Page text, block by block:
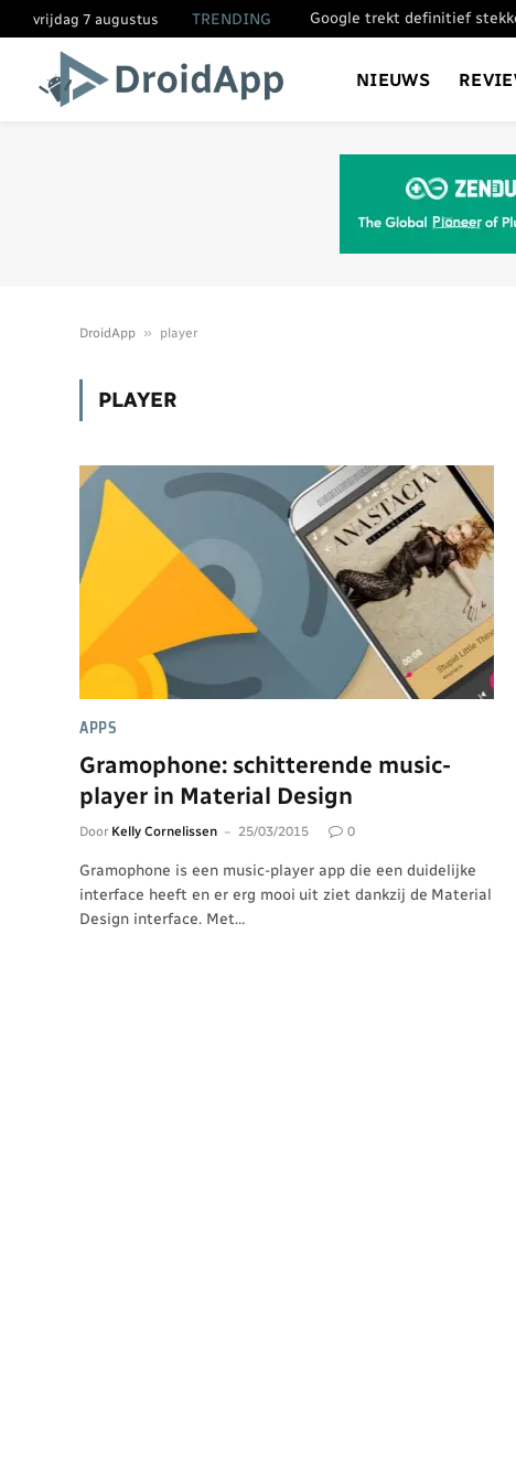
vrijdag 7 augustus TRENDING Google trekt definitief
NIEUWS
DroidApp » player
PLAYER
APPS
Gramophone: schitterende music-
player in Material Design
Door Kelly Cornelissen 25/03/2015 0
Gramophone is een music-player app die een duidelijke
interface heeft en er erg mooi uit ziet dankzij de Material
Design interface. Met…